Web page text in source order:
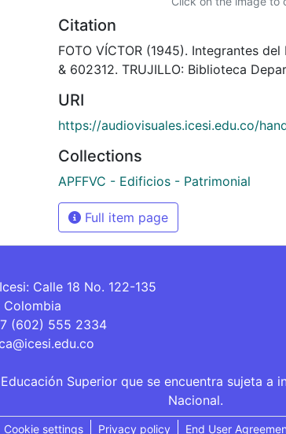
Citation
FOTO VÍCTOR (1945). Integrantes
& 602312. TRUJILLO: Biblioteca
URI
https://audiovisuales.icesi.edu.co/
Collections
APFFVC - Edificios - Patrimonial
Full item page
Calle 18 No. 122-135
Colombia
(602) 555 2334
Superior que se encuentra sujeta a
Nacional.
Cookie settings Privacy policy End User